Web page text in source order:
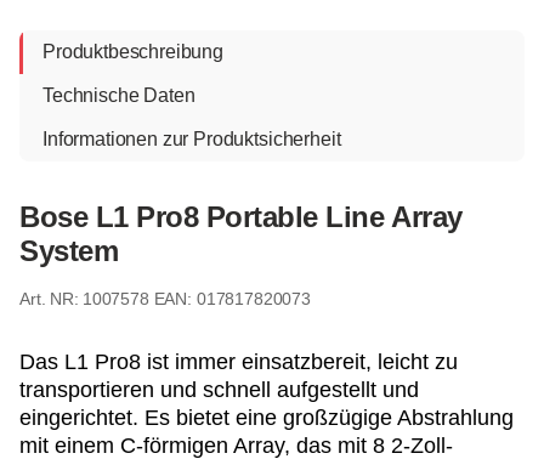
Produktbeschreibung
Technische Daten
Informationen zur Produktsicherheit
Bose L1 Pro8 Portable Line Array
System
1007578 EAN: 017817820073
Das L1 Pro8 ist immer einsatzbereit, leicht zu
transportieren und schnell aufgestellt und
eingerichtet. Es bietet eine großzügige Abstrahlung
mit einem C-förmigen Array, das mit 8 2-Zoll-